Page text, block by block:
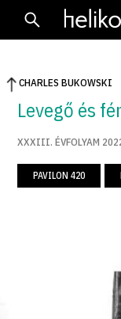
CHARLES BUKOWSKI
Levegő és
XXXIII. ÉVFOLYAM
PAVILON 420